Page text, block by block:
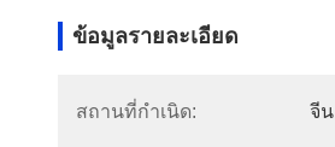
ข้อมูลรายละเอียด
สถานที่กำเนิด: จีน